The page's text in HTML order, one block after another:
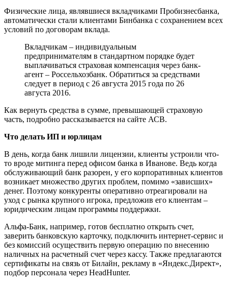
Физические лица, являвшиеся вкладчиками Пробизнесбанка,
автоматически стали клиентами Бинбанка с сохранением всех
условий по договорам вклада.
Вкладчикам – индивидуальным
предпринимателям в стандартном порядке будет
выплачиваться страховая компенсация через банк-
агент – Россельхозбанк. Обратиться за средствами
следует в период с 26 августа 2015 года по 26
августа 2016.
Как вернуть средства в сумме, превышающей страховую
часть, подробно рассказывается на сайте АСВ.
Что делать ИП и юрлицам
В день, когда банк лишили лицензии, клиенты устроили что-
то вроде митинга перед офисом банка в Иванове. Ведь когда
обслуживающий банк разорен, у его корпоративных клиентов
возникает множество других проблем, помимо «зависших»
денег. Поэтому конкуренты оперативно отреагировали на
уход с рынка крупного игрока, предложив его клиентам –
юридическим лицам программы поддержки.
Альфа-Банк, например, готов бесплатно открыть счет,
заверить банковскую карточку, подключить интернет-сервис и
без комиссий осуществить первую операцию по внесению
наличных на расчетный счет через кассу. Также предлагаются
сертификаты на связь от Билайн, рекламу в «Яндекс.Директ»,
подбор персонала через HeadHunter.